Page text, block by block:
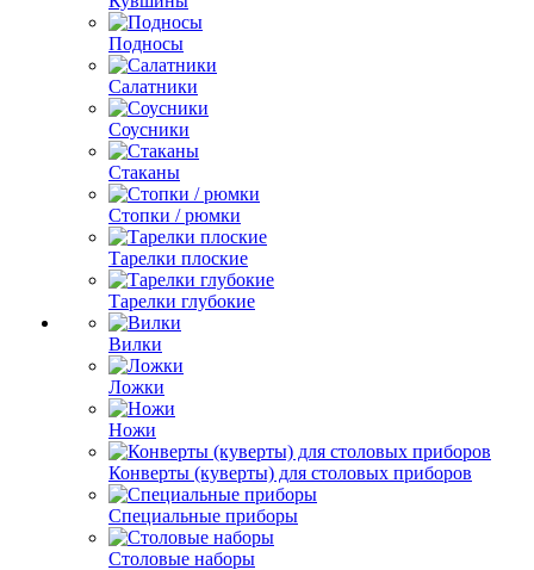
Подносы
Салатники
Соусники
Стаканы
Стопки / рюмки
Тарелки плоские
Тарелки глубокие
Вилки
Ложки
Ножи
Конверты (куверты) для столовых приборов
Специальные приборы
Столовые наборы